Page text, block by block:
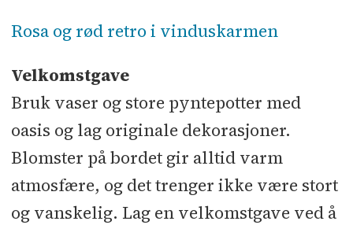
Rosa og rød retro i vinduskarmen
Velkomstgave
Bruk vaser og store pyntepotter med
oasis og lag originale dekorasjoner.
Blomster på bordet gir alltid varm
atmosfære, og det trenger ikke være stort
og vanskelig. Lag en velkomstgave ved å